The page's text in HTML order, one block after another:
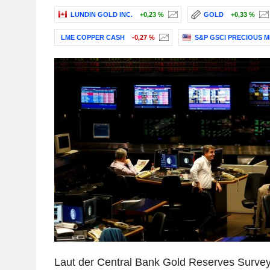
LUNDIN GOLD INC. +0,23 % GOLD +0,33 %
LME COPPER CASH -0,27 % S&P GSCI PRECIOUS
Laut der Central Bank Gold Reserves